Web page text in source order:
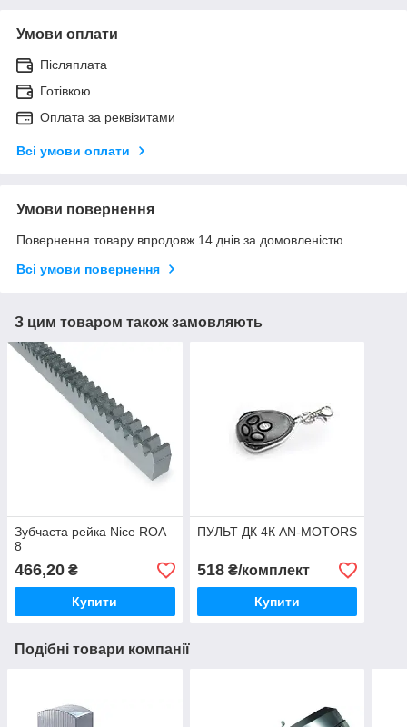
Умови оплати
Післяплата
Готівкою
Оплата за реквізитами
Всі умови оплати
Умови повернення
Повернення товару впродовж 14 днів за домовленістю
Всі умови повернення
З цим товаром також замовляють
Зубчаста рейка Nice ROA
8
466,20 ₴
Купити
ПУЛЬТ ДК 4К AN-MOTORS
518₴/комплект
Купити
Подібні товари компанії